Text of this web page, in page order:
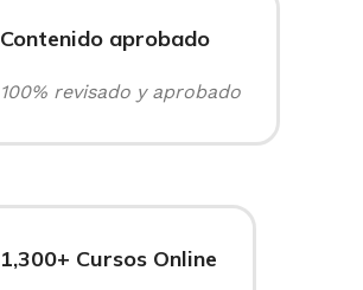
Contenido aprobado
100% revisado y aprobado
1,300+ Cursos Online